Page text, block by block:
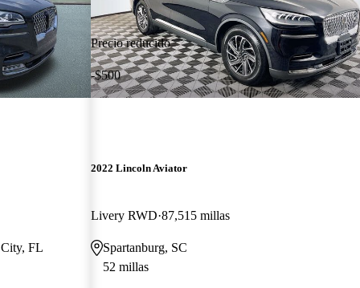
FL
Precio reducido
-$500
2022 Lincoln Aviator
Livery RWD 87,515 millas
Spartanburg, SC
52 millas